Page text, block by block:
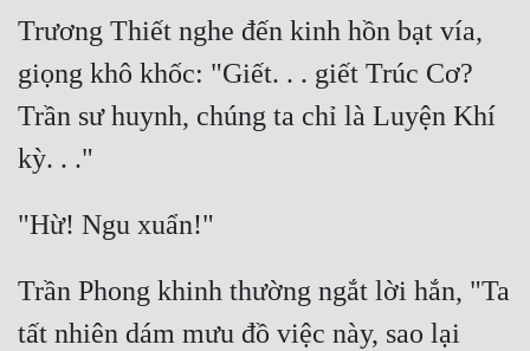
Đẹp Hiệp
Tính Cách Nhân Vật :
Cơ Trí
Trương Thiết nghe đến kinh hồn bạt vía,
giọng khô khốc: "Giết. . . giết Trúc Cơ?
Trần sư huynh, chúng ta chỉ là Luyện Khí
Trần Phong khinh thường ngắt lời hắn, "Ta
tất nhiên dám mưu đồ việc này, sao lại